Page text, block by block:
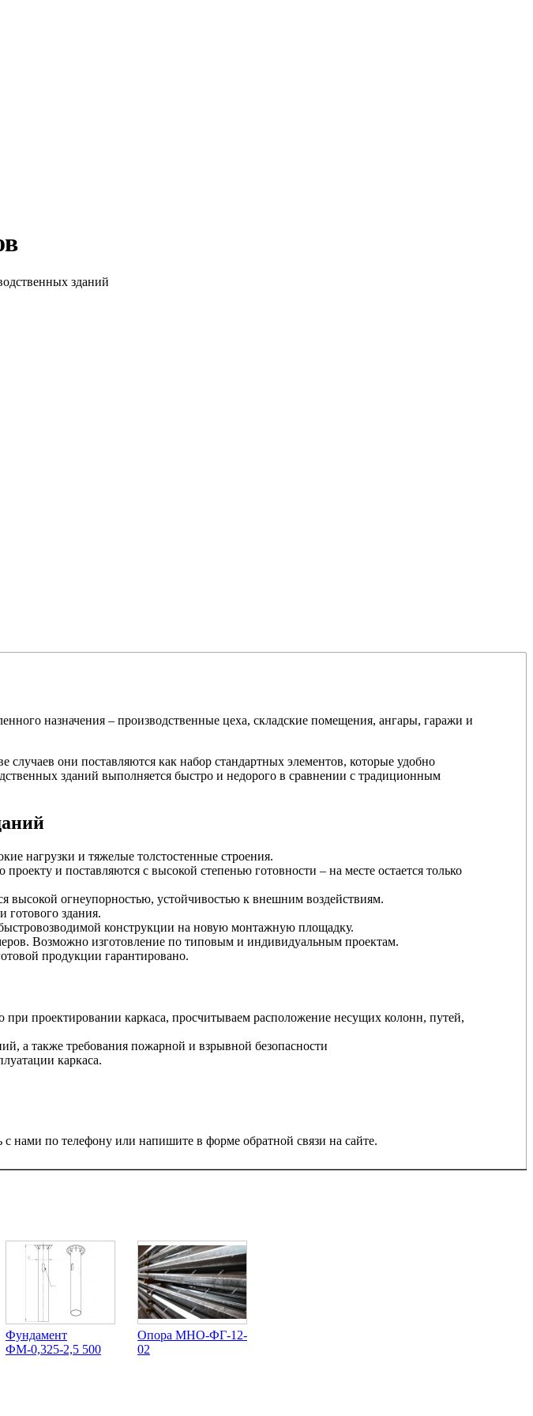
зданий
назначения – производственные цеха, складские помещения, ангары, гаражи и
они поставляются как набор стандартных элементов, которые удобно
зданий выполняется быстро и недорого в сравнении с традиционным
нагрузки и тяжелые толстостенные строения.
и поставляются с высокой степенью готовности – на месте остается только
высокой огнеупорностью, устойчивостью к внешним воздействиям.
готового здания.
конструкции на новую монтажную площадку.
Возможно изготовление по типовым и индивидуальным проектам.
продукции гарантировано.
проектировании каркаса, просчитываем расположение несущих колонн, путей,
а также требования пожарной и взрывной безопасности
каркаса.
с нами по телефону или напишите в форме обратной связи на сайте.
Фундамент
ФМ-0,325-2,5 500
Опора МНО-ФГ-12-
02